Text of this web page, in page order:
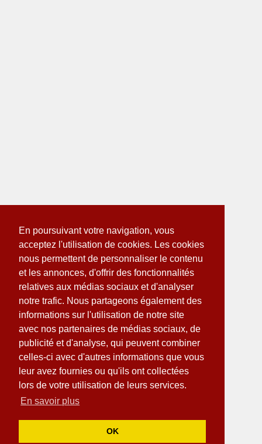
En poursuivant votre navigation, vous
acceptez l'utilisation de cookies. Les cookies
nous permettent de personnaliser le contenu
et les annonces, d'offrir des fonctionnalités
relatives aux médias sociaux et d'analyser
notre trafic. Nous partageons également des
informations sur l'utilisation de notre site
avec nos partenaires de médias sociaux, de
publicité et d'analyse, qui peuvent combiner
celles-ci avec d'autres informations que vous
leur avez fournies ou qu'ils ont collectées
lors de votre utilisation de leurs services.
En savoir plus
OK